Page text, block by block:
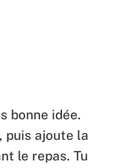
bonne idée.
puis ajoute la
le repas. Tu